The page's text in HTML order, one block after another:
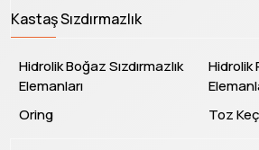
Kastaş Sızdırmazlık
Hidrolik Boğaz Sızdırmazlık
Elemanları
Hidrolik
Oring
Toz